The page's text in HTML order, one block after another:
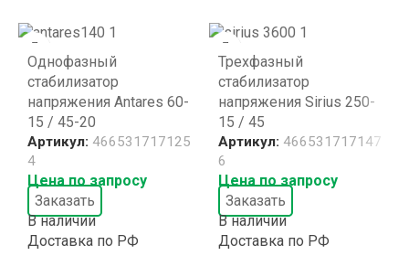
Однофазный
стабилизатор
напряжения Antares 60-
15 / 45-20
Артикул: 466531717125
4
Цена по запросу
Заказать
В наличии
Доставка по РФ
Трехфазный
стабилизатор
напряжения Sirius 250-
15 / 45
Артикул: 466531717147
6
Цена по запросу
Заказать
В наличии
Доставка по РФ